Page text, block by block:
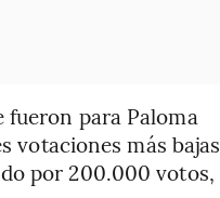
para Paloma
votaciones más bajas
por 200.000 votos,